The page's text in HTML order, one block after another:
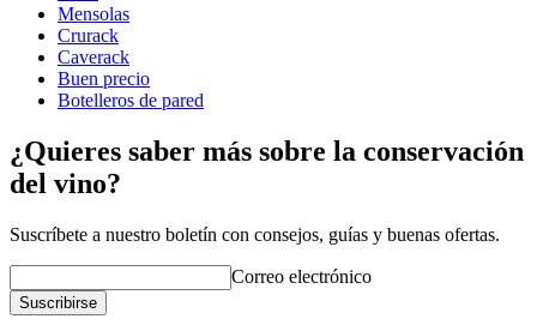
Mira ejemplos de decoración con botelleros WINEREX aquí.
Crea tu propia composición con estos módulos con nuestra
herramienta online para decorar salas de vino (se abre en una
Ancho (cm)
Profundidad (cm)
Peso (kg) 40
wine racks
Status When Soldoutactive
Mensolas
Crurack
Caverack
Buen precio
Botelleros de pared
¿Quieres saber más sobre la conservación
del vino?
Suscríbete a nuestro boletín con consejos, guías y buenas ofertas.
Correo electrónico
Suscribirse